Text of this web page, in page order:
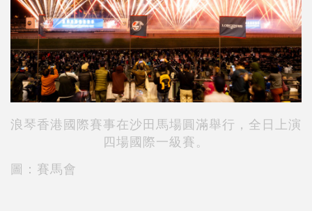
浪琴香港國際賽事在沙田馬場圓滿舉行，全日上演
四場國際一級賽。
圖：賽馬會